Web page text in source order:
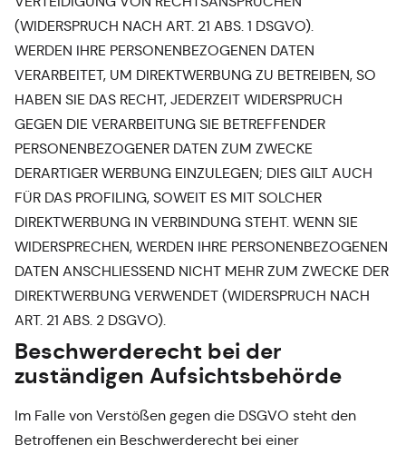
(WIDERSPRUCH NACH ART. 21 ABS. 1 DSGVO).
WERDEN IHRE PERSONENBEZOGENEN DATEN
VERARBEITET, UM DIREKTWERBUNG ZU BETREIBEN, SO
HABEN SIE DAS RECHT, JEDERZEIT WIDERSPRUCH
GEGEN DIE VERARBEITUNG SIE BETREFFENDER
PERSONENBEZOGENER DATEN ZUM ZWECKE
DERARTIGER WERBUNG EINZULEGEN; DIES GILT AUCH
FÜR DAS PROFILING, SOWEIT ES MIT SOLCHER
DIREKTWERBUNG IN VERBINDUNG STEHT. WENN SIE
WIDERSPRECHEN, WERDEN IHRE PERSONENBEZOGENEN
DATEN ANSCHLIESSEND NICHT MEHR ZUM ZWECKE DER
DIREKTWERBUNG VERWENDET (WIDERSPRUCH NACH
ART. 21 ABS. 2 DSGVO).
Beschwerde­recht bei der
zuständigen Aufsichts­behörde
Im Falle von Verstößen gegen die DSGVO steht den
Betroffenen ein Beschwerderecht bei einer